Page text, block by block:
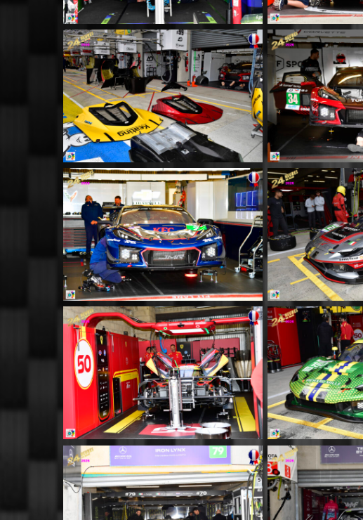
MM021
MM025
MM029